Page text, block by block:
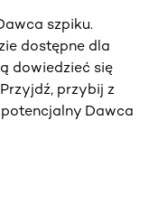
szpiku.
dostępne dla
dowiedzieć się
przybij z
Dawca